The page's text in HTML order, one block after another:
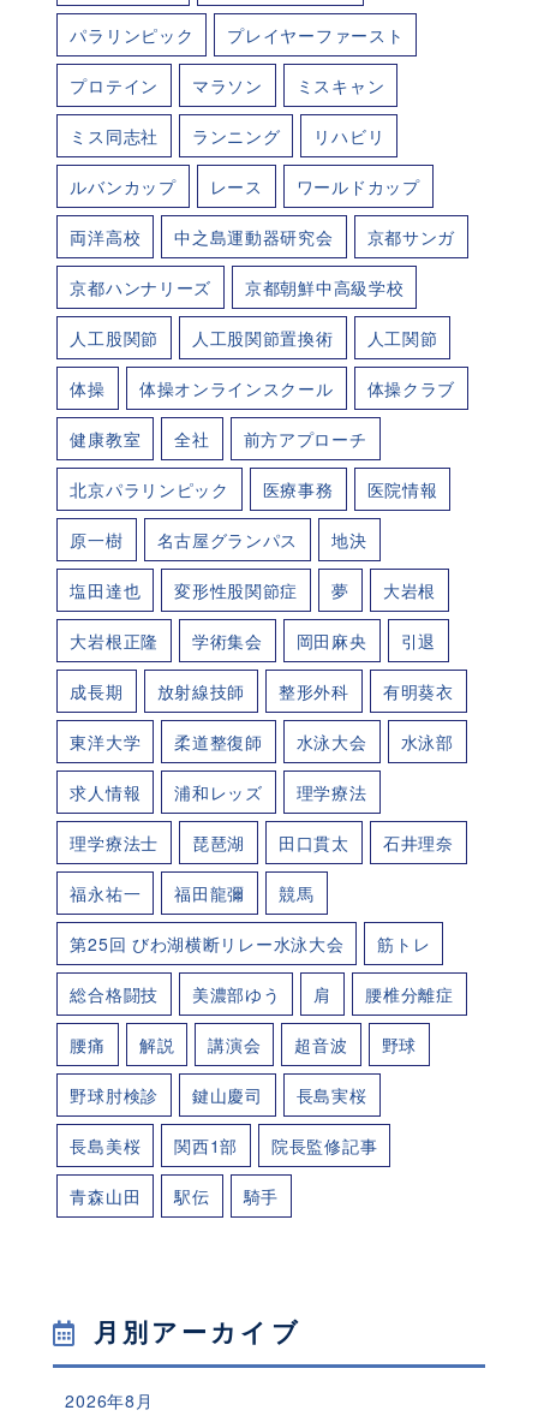
パラリンピック プレイヤーファースト
プロテイン マラソン ミスキャン
ミス同志社 ランニング リハビリ
ルバンカップ レース ワールドカップ
両洋高校 中之島運動器研究会 京都サンガ
京都ハンナリーズ 京都朝鮮中高級学校
人工股関節 人工股関節置換術 人工関節
体操 体操オンラインスクール 体操クラブ
健康教室 全社 前方アプローチ
北京パラリンピック 医療事務 医院情報
原一樹 名古屋グランパス 地決
塩田達也 変形性股関節症 夢 大岩根
大岩根正隆 学術集会 岡田麻央 引退
成長期 放射線技師 整形外科 有明葵衣
東洋大学 柔道整復師 水泳大会 水泳部
求人情報 浦和レッズ 理学療法
理学療法士 琵琶湖 田口貫太 石井理奈
福永祐一 福田龍彌 競馬
第25回 びわ湖横断リレー水泳大会 筋トレ
総合格闘技 美濃部ゆう 肩 腰椎分離症
腰痛 解説 講演会 超音波 野球
野球肘検診 鍵山慶司 長島実桜
長島美桜 関西1部 院長監修記事
青森山田 駅伝 騎手
月別アーカイブ
2026年8月